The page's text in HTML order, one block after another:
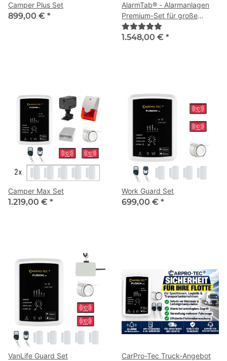
Camper Plus Set
899,00 € *
AlarmTab® - Alarmanlagen
Premium-Set für große
Häuser
1.548,00 € *
Camper Max Set
1.219,00 € *
Work Guard Set
699,00 € *
VanLife Guard Set
CarPro-Tec Truck-Angebot